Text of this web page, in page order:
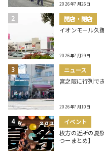
2026年7月26日
開店・閉店
イオンモール久
2026年7月29日
ニュース
宮之阪に行列で
2026年7月10日
イベント
枚方の近所の夏
つーまとめ】